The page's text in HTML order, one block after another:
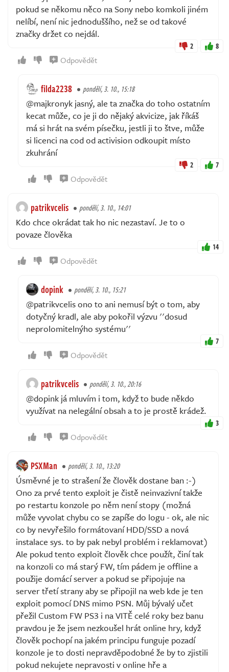
pokud se někomu něco na Sony nebo komkoli jiném
nelíbí, není nic jednoduššího, než se od takové
značky držet co nejdál.
2 8
Odpovědět
filda2238 pondělí, 3. 10., 15:18
@majkronyk jasný, ale ta značka do toho ostatním
kecat může, co je ji do nějaký akvicize, jak říkáš
má si hrát na svém písečku, jestli ji to štve, může
si licenci na cod od activision odkoupit místo
zkuhrání
2 7
Odpovědět
patrikvcelis pondělí, 3. 10., 14:01
Kdo chce okrádat tak ho nic nezastaví. Je to o
povaze člověka
14
Odpovědět
dopink pondělí, 3. 10., 15:21
@patrikvcelis ono to ani nemusí být o tom, aby
dotyčný kradl, ale aby pokořil výzvu ''dosud
neprolomitelnýho systému''
7
Odpovědět
patrikvcelis pondělí, 3. 10., 20:16
@dopink já mluvím i tom, když to bude někdo
využívat na nelegální obsah a to je prostě krádež.
3
Odpovědět
PSXMan pondělí, 3. 10., 13:20
Úsměvné je to strašení že člověk dostane ban :-)
Ono za prvé tento exploit je čistě neinvazivní takže
po restartu konzole po něm není stopy (možná
může vyvolat chybu co se zapíše do logu - ok, ale nic
co by nevyřešilo formátovaní HDD/SSD a nová
instalace sys. to by pak nebyl problém i reklamovat)
Ale pokud tento exploit člověk chce použít, činí tak
na konzoli co má starý FW, tím pádem je offline a
použije domácí server a pokud se připojuje na
server třetí strany aby se připojil na web kde je ten
exploit pomocí DNS mimo PSN. Můj bývalý učet
přežil Custom FW PS3 i na VITĚ celé roky bez banu
pravdou je že jsem nezkoušel hrát online hry, když
člověk pochopí na jakém principu funguje pozadí
konzole je to dosti nepravděpodobné že by to zjistili
pokud nekujete nepravosti v online hře a